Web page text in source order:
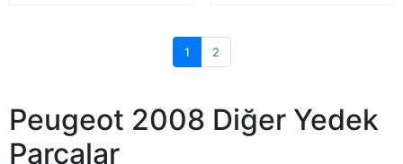
1 2
Peugeot 2008 Diğer Yedek
Parçalar